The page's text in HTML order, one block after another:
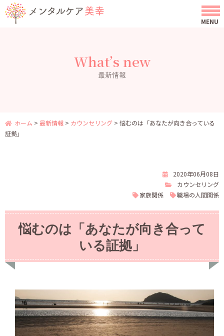
What’s new
最新情報
ホーム > 最新情報 > カウンセリング > 悩むのは「あなたが向き合っている
証拠」
2020年06月08日
カウンセリング
家族関係
職場の人間関係
悩むのは「あなたが向き合って
いる証拠」